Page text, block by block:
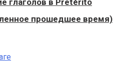
глаголов в Pretérito
прошедшее время)